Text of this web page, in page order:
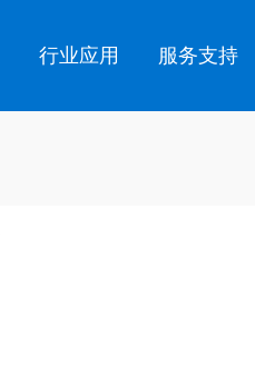
行业应用 服务支持